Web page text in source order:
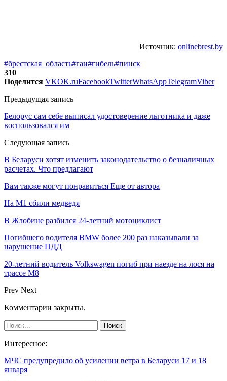
Источник: onlinebrest.by
#брестская_область#гаи#гибель#пинск
310
Поделится VKOK.ruFacebookTwitterWhatsAppTelegramViber
Предыдущая запись
Белорус сам себе выписал удостоверение льготника и даже
воспользовался им
Следующая запись
В Беларуси хотят изменить законодательство о безналичных
расчетах. Что предлагают
Вам также могут понравиться Еще от автора
На М1 сбили медведя
В Жлобине разбился 24-летний мотоциклист
Погибшего водителя BMW более 200 раз наказывали за
нарушение ПДД
20-летний водитель Volkswagen погиб при наезде на лося на
трассе М8
Prev Next
Комментарии закрыты.
Интересное:
МЧС предупредило об усилении ветра в Беларуси 17 и 18
января